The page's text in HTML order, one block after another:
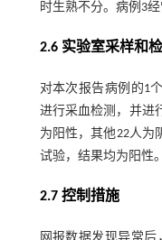
时生熟不分。病例3
2.6 实验室采样和
对本次报告病例的1
进行采血检测，并进
为阳性，其他22人为
试验，结果均为阳性。
2.7 控制措施